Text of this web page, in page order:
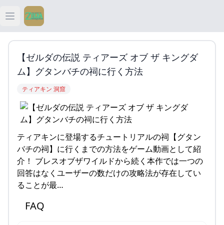
Open main menu
ティアキン
ティアキン 祠
ティアキン 攻略
【ゼルダの伝説 ティアーズ オブ ザ キングダ
ム】グタンバチの祠に行く方法
ティアキン 洞窟
ティアキンに登場するチュートリアルの祠【グタン
バチの祠】に行くまでの方法をゲーム動画として紹
介！ ブレスオブザワイルドから続く本作では一つの
回答はなくユーザーの数だけの攻略法が存在してい
ることが最…
FAQ